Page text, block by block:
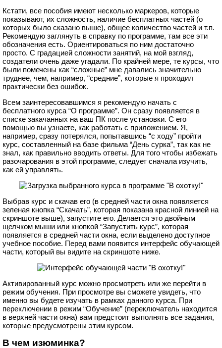
Кстати, все пособия имеют несколько маркеров, которые
показывают, их сложность, наличие бесплатных частей (о
которых было сказано выше), общее количество частей и т.п.
Рекомендую заглянуть в справку по программе, там все эти
обозначения есть. Ориентироваться по ним достаточно
просто. С градацией сложности занятий, на мой взгляд,
создатели очень даже угадали. По крайней мере, те курсы, что
были помечены как “сложные” мне давались значительно
труднее, чем, например, “средние”, которые я проходил
практически без ошибок.
Всем заинтересовавшимся я рекомендую начать с
бесплатного курса “О программе”. Он сразу появляется в
списке закачанных на ваш ПК после установки. С его
помощью вы узнаете, как работать с приложением. Я,
например, сразу потерялся, попытавшись “с ходу” пройти
курс, составленный на базе фильма “День сурка”, так как не
знал, как правильно вводить ответы. Для того чтобы избежать
разочарования в этой программе, следует сначала изучить,
как ей управлять.
Выбрав курс и скачав его (в средней части окна появляется
зеленая кнопка “Скачать”, которая показана красной линией на
скриншоте выше), запустите его. Делается это двойным
щелчком мыши или кнопкой “Запустить курс”, которая
появляется в средней части окна, если выделено доступное
учебное пособие. Перед вами появится интерфейс обучающей
части, который вы видите на скриншоте ниже.
Активированный курс можно просмотреть или же перейти в
режим обучения. При просмотре вы сможете увидеть, что
именно вы будете изучать в рамках данного курса. При
переключении в режим “Обучение” (переключатель находится
в верхней части окна) вам предстоит выполнять все задания,
которые предусмотрены этим курсом.
В чем изюминка?